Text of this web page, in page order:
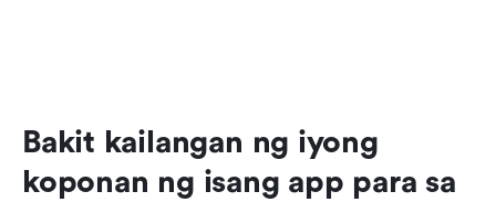
Bakit kailangan ng iyong
koponan ng isang app para sa